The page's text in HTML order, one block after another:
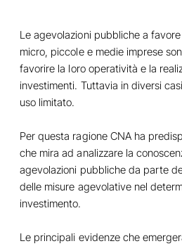
Le agevolazioni pubbliche a
micro, piccole e medie imprese
favorire la loro operatività e la
investimenti. Tuttavia in diversi
uso limitato.
Per questa ragione CNA ha
che mira ad analizzare la
agevolazioni pubbliche da parte
delle misure agevolative nel
investimento.
Le principali evidenze che